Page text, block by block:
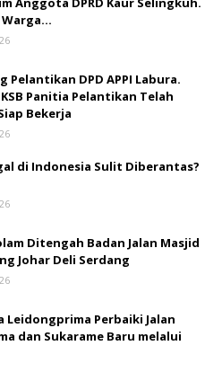
Pelantikan DPD APPI Labura.
Panitia Pelantikan Telah
Bekerja
di Indonesia Sulit Diberantas?
Ditengah Badan Jalan Masjid
Johar Deli Serdang
Leidongprima Perbaiki Jalan
dan Sukarame Baru melalui